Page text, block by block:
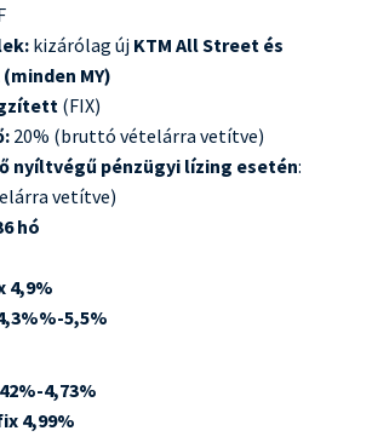
kizárólag új KTM All Street és
MY)
(FIX)
20% (bruttó vételárra vetítve)
nyíltvégű pénzügyi lízing esetén:
vetítve)
hó
4,9%
5,5%
4,73%
4,99%